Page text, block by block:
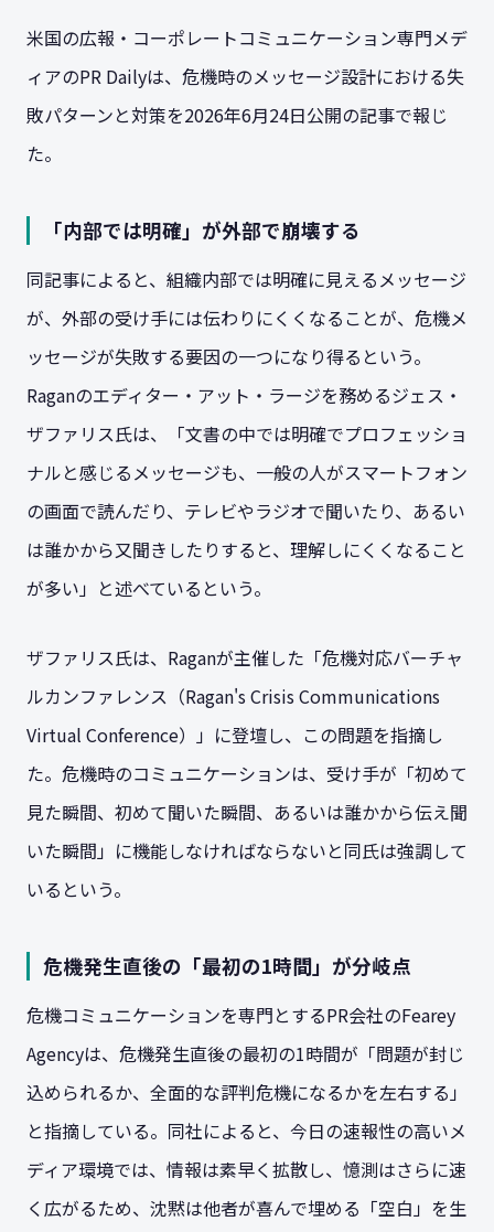
米国の広報・コーポレートコミュニケーション専門メデ
ィアのPR Dailyは、危機時のメッセージ設計における失
敗パターンと対策を2026年6月24日公開の記事で報じ
た。
「内部では明確」が外部で崩壊する
同記事によると、組織内部では明確に見えるメッセージ
が、外部の受け手には伝わりにくくなることが、危機メ
ッセージが失敗する要因の一つになり得るという。
Raganのエディター・アット・ラージを務めるジェス・
ザファリス氏は、「文書の中では明確でプロフェッショ
ナルと感じるメッセージも、一般の人がスマートフォン
の画面で読んだり、テレビやラジオで聞いたり、あるい
は誰かから又聞きしたりすると、理解しにくくなること
が多い」と述べているという。
ザファリス氏は、Raganが主催した「危機対応バーチャ
ルカンファレンス（Ragan's Crisis Communications
Virtual Conference）」に登壇し、この問題を指摘し
た。危機時のコミュニケーションは、受け手が「初めて
見た瞬間、初めて聞いた瞬間、あるいは誰かから伝え聞
いた瞬間」に機能しなければならないと同氏は強調して
いるという。
危機発生直後の「最初の1時間」が分岐点
危機コミュニケーションを専門とするPR会社のFearey
Agencyは、危機発生直後の最初の1時間が「問題が封じ
込められるか、全面的な評判危機になるかを左右する」
と指摘している。同社によると、今日の速報性の高いメ
ディア環境では、情報は素早く拡散し、憶測はさらに速
く広がるため、沈黙は他者が喜んで埋める「空白」を生